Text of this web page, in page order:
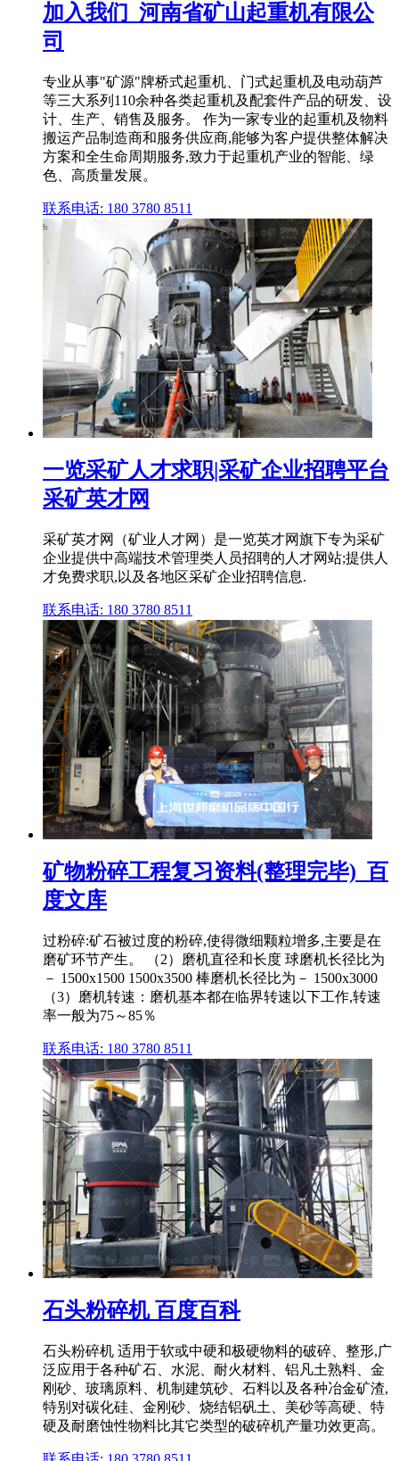
加入我们_河南省矿山起重机有限公
司
专业从事"矿源"牌桥式起重机、门式起重机及电动葫芦
等三大系列110余种各类起重机及配套件产品的研发、设
计、生产、销售及服务。 作为一家专业的起重机及物料
搬运产品制造商和服务供应商,能够为客户提供整体解决
方案和全生命周期服务,致力于起重机产业的智能、绿
色、高质量发展。
联系电话: 180 3780 8511
一览采矿人才求职|采矿企业招聘平台
采矿英才网
采矿英才网（矿业人才网）是一览英才网旗下专为采矿
企业提供中高端技术管理类人员招聘的人才网站;提供人
才免费求职,以及各地区采矿企业招聘信息.
联系电话: 180 3780 8511
矿物粉碎工程复习资料(整理完毕)_百
度文库
过粉碎:矿石被过度的粉碎,使得微细颗粒增多,主要是在
磨矿环节产生。 （2）磨机直径和长度 球磨机长径比为
－ 1500x1500 1500x3500 棒磨机长径比为－ 1500x3000
（3）磨机转速：磨机基本都在临界转速以下工作,转速
率一般为75～85％
联系电话: 180 3780 8511
石头粉碎机 百度百科
石头粉碎机 适用于软或中硬和极硬物料的破碎、整形,广
泛应用于各种矿石、水泥、耐火材料、铝凡土熟料、金
刚砂、玻璃原料、机制建筑砂、石料以及各种冶金矿渣,
特别对碳化硅、金刚砂、烧结铝矾土、美砂等高硬、特
硬及耐磨蚀性物料比其它类型的破碎机产量功效更高。